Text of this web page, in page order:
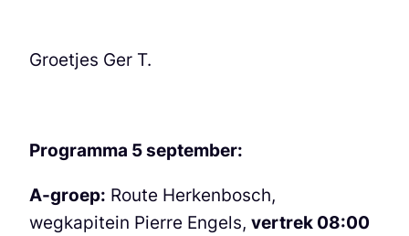
Groetjes Ger T.
Programma 5 september:
A-groep: Route Herkenbosch,
wegkapitein Pierre Engels, vertrek 08:00